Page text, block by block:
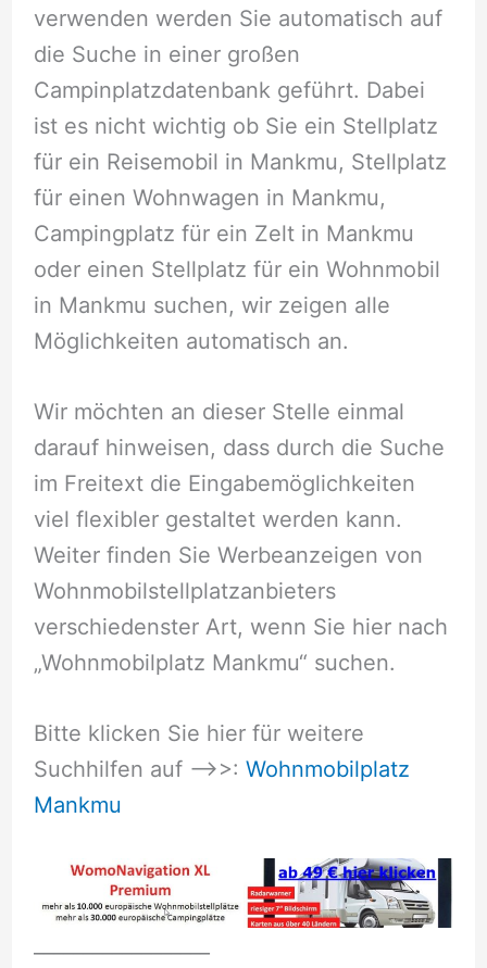
verwenden werden Sie automatisch auf
die Suche in einer großen
Campinplatzdatenbank geführt. Dabei
ist es nicht wichtig ob Sie ein Stellplatz
für ein Reisemobil in Mankmu, Stellplatz
für einen Wohnwagen in Mankmu,
Campingplatz für ein Zelt in Mankmu
oder einen Stellplatz für ein Wohnmobil
in Mankmu suchen, wir zeigen alle
Möglichkeiten automatisch an.
Wir möchten an dieser Stelle einmal
darauf hinweisen, dass durch die Suche
im Freitext die Eingabemöglichkeiten
viel flexibler gestaltet werden kann.
Weiter finden Sie Werbeanzeigen von
Wohnmobilstellplatzanbieters
verschiedenster Art, wenn Sie hier nach
„Wohnmobilplatz Mankmu“ suchen.
Bitte klicken Sie hier für weitere
Suchhilfen auf –>>: Wohnmobilplatz
Mankmu